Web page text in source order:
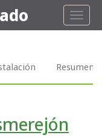
Toggle
Resumen